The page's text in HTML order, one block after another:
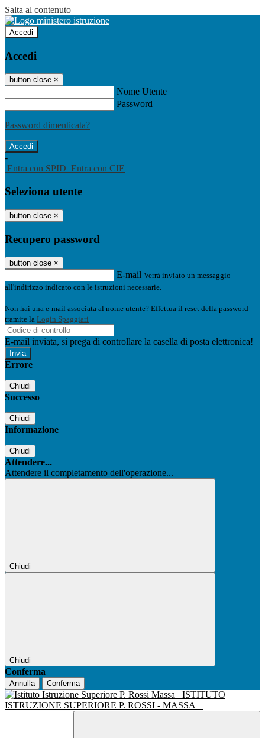
Salta al contenuto
Accedi
Accedi
button close ×
Nome Utente
Password
Password dimenticata?
-
Entra con SPID Entra con CIE
Seleziona utente
button close ×
Recupero password
button close ×
E-mail Verrà inviato un messaggio
all'indirizzo indicato con le istruzioni necessarie.
Non hai una e-mail associata al nome utente? Effettua il reset della password
tramite la Login Spaggiari
E-mail inviata, si prega di controllare la casella di posta elettronica!
Errore
Chiudi
Successo
Chiudi
Informazione
Chiudi
Attendere...
Attendere il completamento dell'operazione...
Chiudi
Chiudi
Conferma
Annulla Conferma
ISTITUTO
ISTRUZIONE SUPERIORE P. ROSSI - MASSA